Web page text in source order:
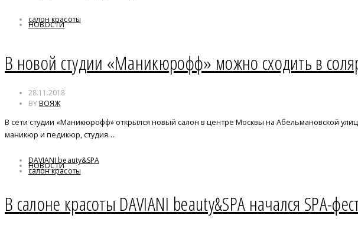
НОВОСТИ
салон красоты
В новой студии «Маникюрофф» можно сходить в
28.11.2018
BYВОЯЖ
В сети студии «Маникюрофф» открылся новый салон в центре Москвы на Абельмановской
маникюр и педикюр, студия…
НОВОСТИ
DAVIANI beauty&SPA
салон красоты
В салоне красоты DAVIANI beauty&SPA начался SPA-